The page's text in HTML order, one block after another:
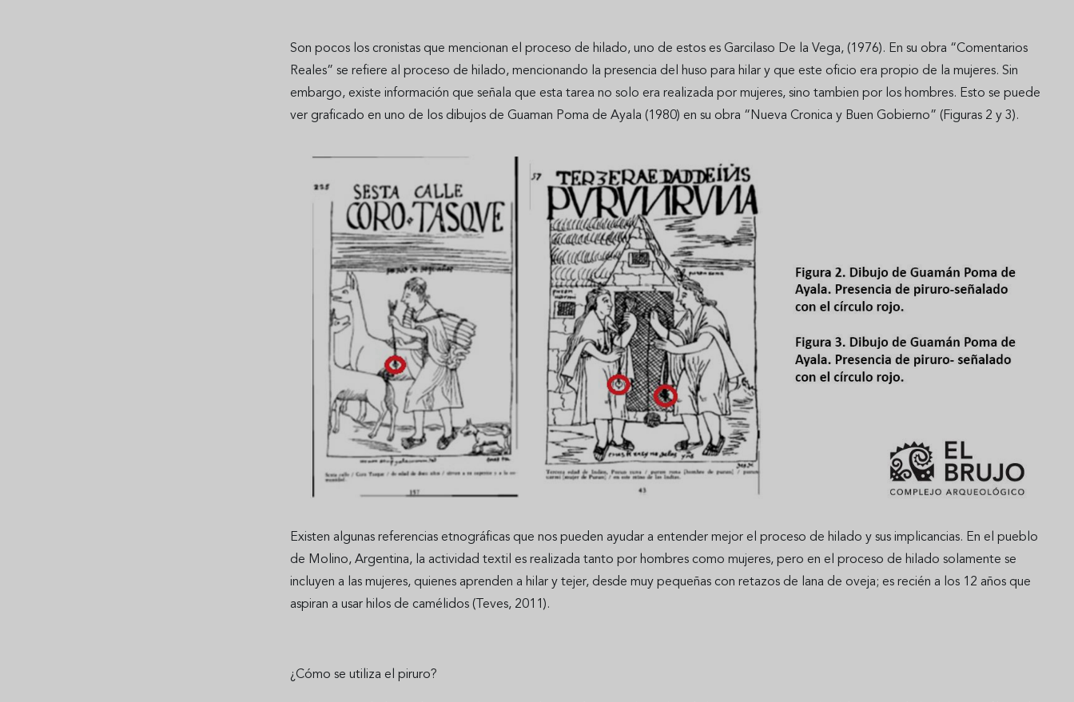
Son pocos los cronistas que mencionan el proceso de hilado, uno de estos es Garcilaso De la Vega, (1976). En su obra “Comentarios
Reales” se refiere al proceso de hilado, mencionando la presencia del huso para hilar y que este oficio era propio de la mujeres. Sin
embargo, existe información que señala que esta tarea no solo era realizada por mujeres, sino tambien por los hombres. Esto se puede
ver graficado en uno de los dibujos de Guaman Poma de Ayala (1980) en su obra “Nueva Cronica y Buen Gobierno” (Figuras 2 y 3).
Existen algunas referencias etnográficas que nos pueden ayudar a entender mejor el proceso de hilado y sus implicancias. En el pueblo
de Molino, Argentina, la actividad textil es realizada tanto por hombres como mujeres, pero en el proceso de hilado solamente se
incluyen a las mujeres, quienes aprenden a hilar y tejer, desde muy pequeñas con retazos de lana de oveja; es recién a los 12 años que
aspiran a usar hilos de camélidos (Teves, 2011).
¿Cómo se utiliza el piruro?